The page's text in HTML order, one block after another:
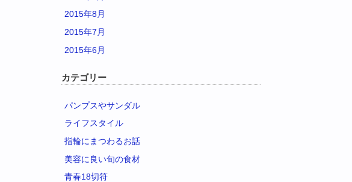
2015年8月
2015年7月
2015年6月
カテゴリー
パンプスやサンダル
ライフスタイル
指輪にまつわるお話
美容に良い旬の食材
青春18切符